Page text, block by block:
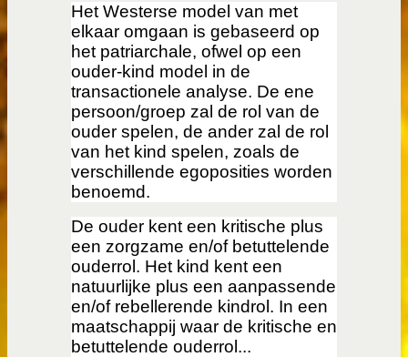
Het Westerse model van met
elkaar omgaan is gebaseerd op
het patriarchale, ofwel op een
ouder-kind model in de
transactionele analyse. De ene
persoon/groep zal de rol van de
ouder spelen, de ander zal de rol
van het kind spelen, zoals de
verschillende egoposities worden
benoemd.
De ouder kent een kritische plus
een zorgzame en/of betuttelende
ouderrol. Het kind kent een
natuurlijke plus een aanpassende
en/of rebellerende kindrol. In een
maatschappij waar de kritische en
betuttelende ouderrol...